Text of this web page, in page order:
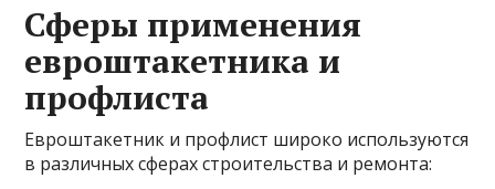
Сферы применения
евроштакетника и
профлиста
Евроштакетник и профлист широко используются
в различных сферах строительства и ремонта: